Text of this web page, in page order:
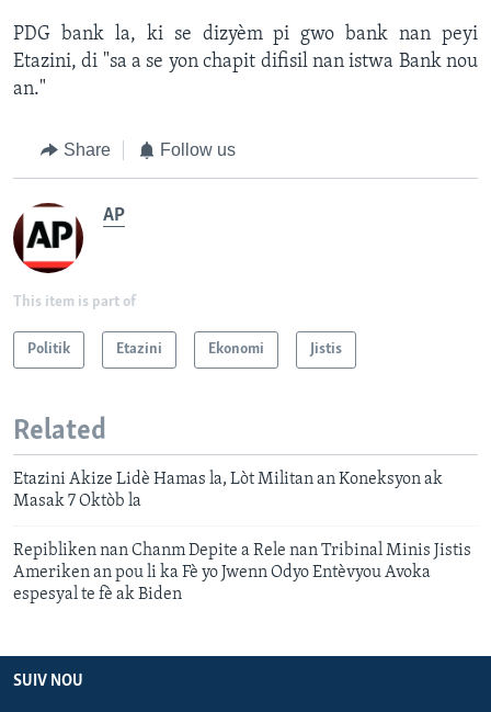
PDG bank la, ki se dizyèm pi gwo bank nan peyi
Etazini, di "sa a se yon chapit difisil nan istwa Bank nou
an."
Share Follow us
AP
This item is part of
Politik Etazini Ekonomi Jistis
Related
Etazini Akize Lidè Hamas la, Lòt Militan an Koneksyon ak
Masak 7 Oktòb la
Repibliken nan Chanm Depite a Rele nan Tribinal Minis Jistis
Ameriken an pou li ka Fè yo Jwenn Odyo Entèvyou Avoka
espesyal te fè ak Biden
SUIV NOU